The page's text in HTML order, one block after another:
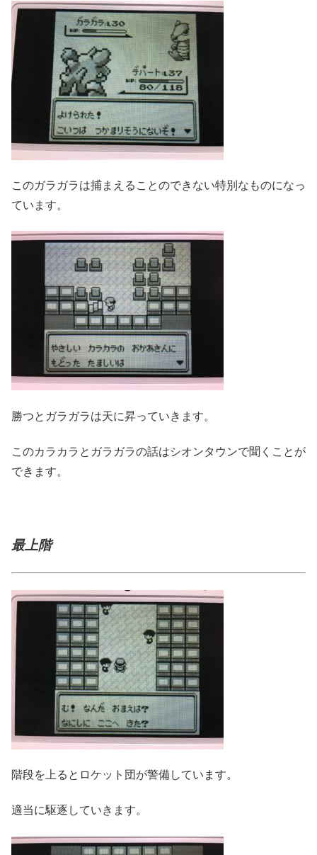
このガラガラは捕まえることのできない特別なものになっ
ています。
勝つとガラガラは天に昇っていきます。
このカラカラとガラガラの話はシオンタウンで聞くことが
できます。
最上階
階段を上るとロケット団が警備しています。
適当に駆逐していきます。